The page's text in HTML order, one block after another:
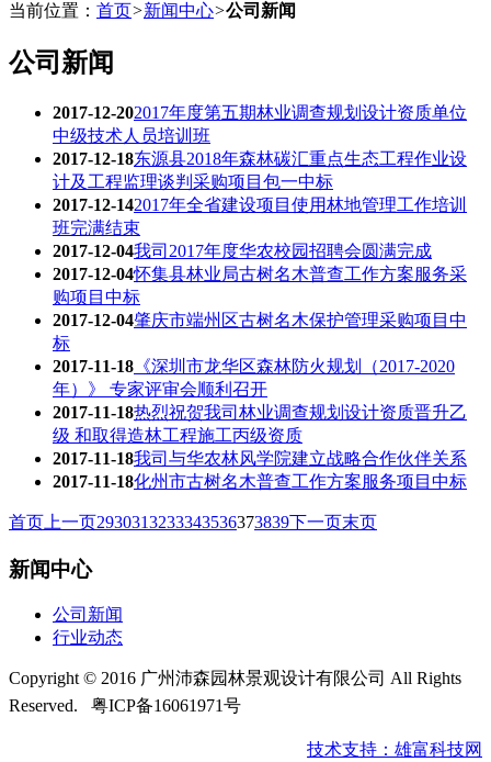
当前位置： 首页>新闻中心>公司新闻
公司新闻
2017-12-202017年度第五期林业调查规划设计资质单位
中级技术人员培训班
2017-12-18东源县2018年森林碳汇重点生态工程作业设
计及工程监理谈判采购项目包一中标
2017-12-142017年全省建设项目使用林地管理工作培训
班完满结束
2017-12-04我司2017年度华农校园招聘会圆满完成
2017-12-04怀集县林业局古树名木普查工作方案服务采
购项目中标
2017-12-04肇庆市端州区古树名木保护管理采购项目中
标
2017-11-18 《深圳市龙华区森林防火规划（2017-2020
年）》 专家评审会顺利召开
2017-11-18热烈祝贺我司林业调查规划设计资质晋升乙
级 和取得造林工程施工丙级资质
2017-11-18我司与华农林风学院建立战略合作伙伴关系
2017-11-18化州市古树名木普查工作方案服务项目中标
首页 上一页2930313233343536373839下一页末页
新闻中心
公司新闻
行业动态
Copyright © 2016 广州沛森园林景观设计有限公司 All Rights
Reserved.
粤ICP备16061971号
技术支持：雄富科技网